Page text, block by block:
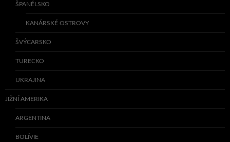
ŠPANĚLSKO
KANÁRSKÉ OSTROVY
ŠVÝCARSKO
TURECKO
UKRAJINA
JIŽNÍ AMERIKA
ARGENTINA
BOLÍVIE